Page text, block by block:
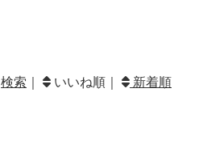
検索 いいね順｜ 新着順